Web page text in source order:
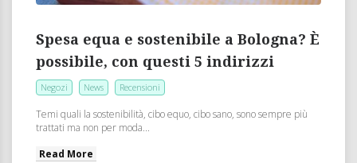
Spesa equa e sostenibile a Bologna? È
possibile, con questi 5 indirizzi
Negozi News Recensioni
Temi quali la sostenibilità, cibo equo, cibo sano, sono sempre più
trattati ma non per moda...
Read More